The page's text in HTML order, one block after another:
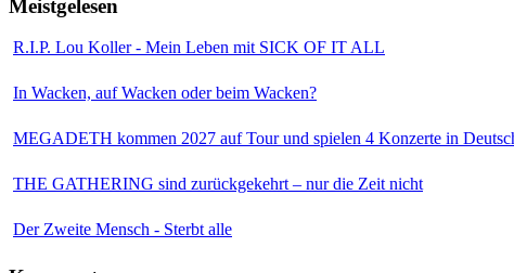
Meistgelesen
R.I.P. Lou Koller - Mein Leben mit SICK OF IT ALL
In Wacken, auf Wacken oder beim Wacken?
MEGADETH kommen 2027 auf Tour und spielen 4 Konzerte in
THE GATHERING sind zurückgekehrt – nur die Zeit nicht
Der Zweite Mensch - Sterbt alle